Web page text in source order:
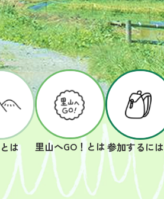
は 里山へGO！とは参加するに